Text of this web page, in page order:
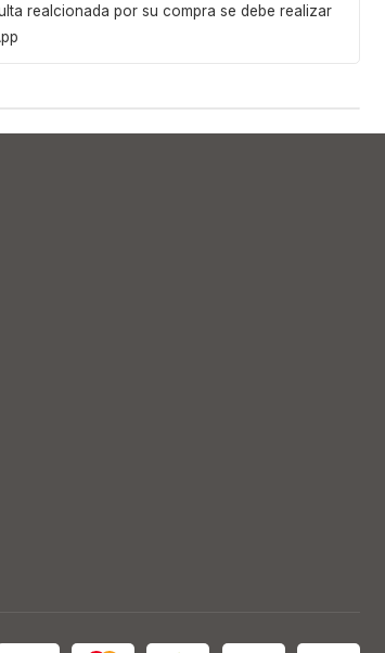
realcionada por su compra se debe realizar